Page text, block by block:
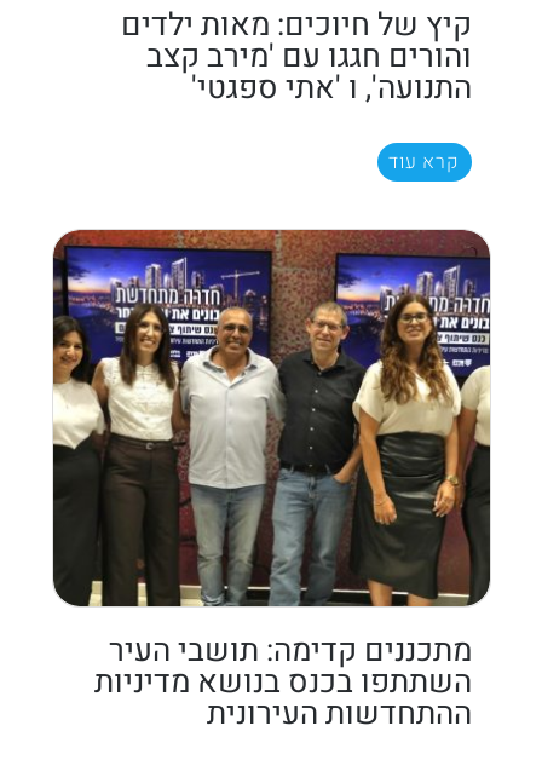
קיץ של חיוכים: מאות ילדים
והורים חגגו עם 'מירב קצב
התנועה', ו 'אתי ספגטי'
קרא עוד
מתכננים קדימה: תושבי העיר
השתתפו בכנס בנושא מדיניות
ההתחדשות העירונית